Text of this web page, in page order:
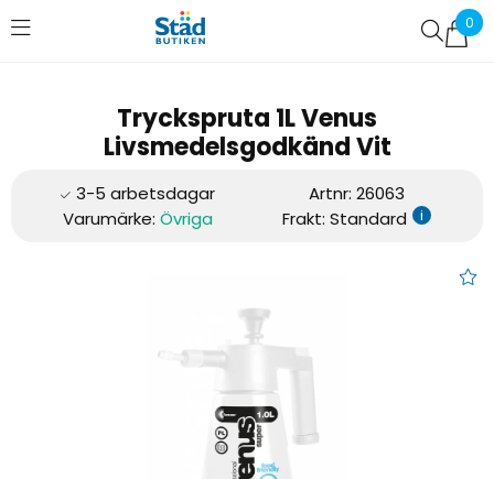
0
Favoriter (0)
Tryckspruta 1L Venus
Livsmedelsgodkänd Vit
Artnr: 26063
Varumärke: Övriga Frakt: Standard i
Tryckspruta 1L Venus